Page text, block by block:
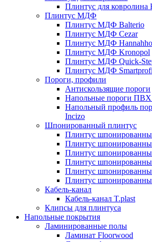
Плинтус для ковролина
Плинтус МДФ
Плинтус МДФ Balterio
Плинтус МДФ Cezar
Плинтус МДФ
Плинтус МДФ Kronopol
Плинтус МДФ Quick-
Плинтус МДФ
Пороги, профили
Антискользящие пороги
Напольные пороги
Напольный профиль
Incizo
Шпонированный плинтус
Плинтус
Плинтус
Плинтус
Плинтус
Плинтус
Плинтус
Кабель-канал
Кабель-канал T.plast
Клипсы для плинтуса
Напольные покрытия
Ламинированные полы
Ламинат Floorwood